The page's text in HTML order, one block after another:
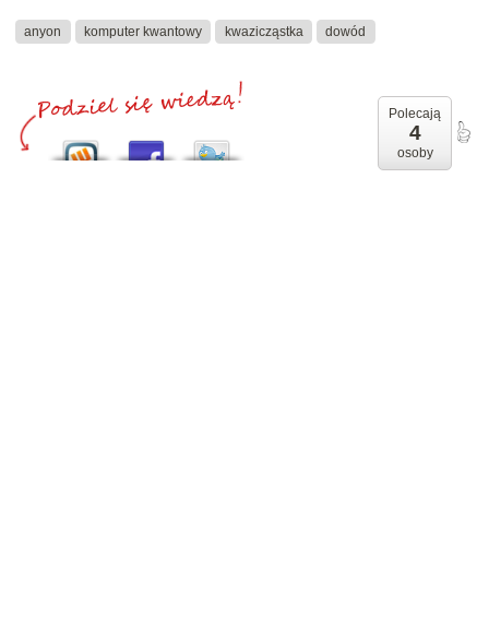
anyon komputer kwantowy kwazicząstka dowód
Polecają
4
osoby